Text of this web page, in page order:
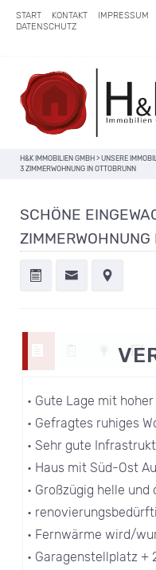
START KONTAKT
IMPRESSUM
DATENSCHUTZ
H&K IMMOBILIEN GMBH > UNSERE
3 ZIMMERWOHNUNG IN OTTOBRUNN
SCHÖNE
• Gute Lage mit
• Gefragtes ruhiges
• Sehr gute
• Haus mit Süd-Ost
• Großzügig helle
•
• Fernwärme wird/
• Garagenstellplatz +